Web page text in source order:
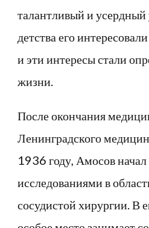
талантливый и
детства его
и эти интересы стали
жизни.
После окончания
Ленинградского
1936 году, Амосов начал
исследованиями в
сосудистой хирургии. В